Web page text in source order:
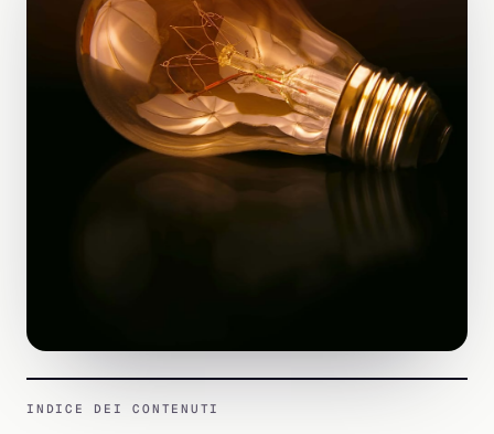
INDICE DEI CONTENUTI